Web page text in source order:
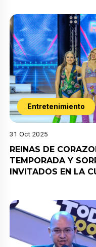
Entretenimiento
31 Oct 2025
REINAS DE
TEMPORADA Y
INVITADOS EN LA